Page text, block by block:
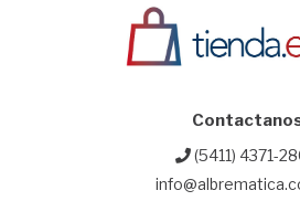
(5411) 4371-